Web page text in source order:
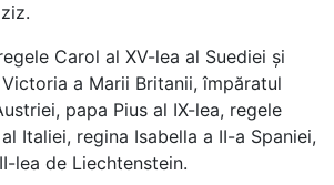
Carol al XV-lea al Suediei și
a Marii Britanii, împăratul
papa Pius al IX-lea, regele
Italiei, regina Isabella a II-a Spaniei,
lea de Liechtenstein.